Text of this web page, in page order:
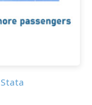
Stata